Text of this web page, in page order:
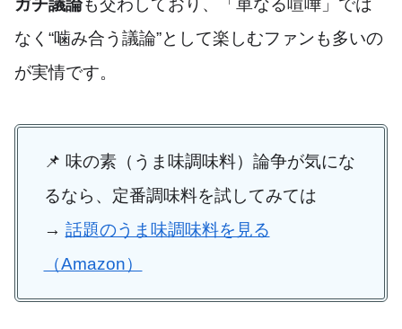
ガチ議論も交わしており、「単なる喧嘩」では
なく“噛み合う議論”として楽しむファンも多いの
が実情です。
📌 味の素（うま味調味料）論争が気にな
るなら、定番調味料を試してみては
→ 話題のうま味調味料を見る
（Amazon）